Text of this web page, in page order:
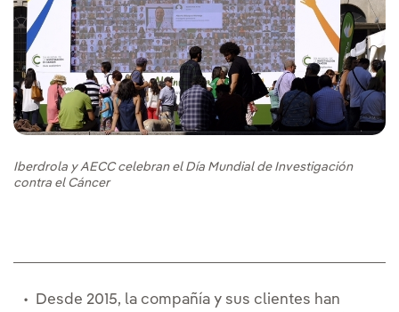
Iberdrola y AECC celebran el Día Mundial de Investigación
contra el Cáncer
Desde 2015, la compañía y sus clientes han